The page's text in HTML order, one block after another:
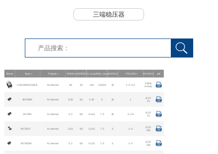
三端稳压器
Reset Type Polarity Pd(W) V(BR)DS_min(V)
ID_max(A)Rds_max(Ω）@VGS(V) VTH(GS) PACKAGE pdf
LGE024N03-5DL8 N-channel 48 30 130 0.0024 10 1.2~2.3
PDFN
5×6-8L
2N7002K N channel 0.35 60 0.34 5 10 1
SOT-
23
2N7002 N channel 0.2 60 0.115 7.5 10 1~2.5
SOT-
23
2N7002T N channel 0.15 60 0.115 7.5 5 1~2
SOT-
523
2N7002W N channel 0.2 60 0.115 7.5 5 1~2
SOT-
323